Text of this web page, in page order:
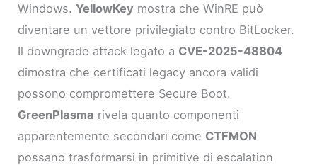
Windows.YellowKey mostra che WinRE può
diventare un vettore privilegiato contro BitLocker.
Il downgrade attack legato a CVE-2025-48804
dimostra che certificati legacy ancora validi
possono compromettere Secure Boot.
GreenPlasma rivela quanto componenti
apparentemente secondari come CTFMON
possano trasformarsi in primitive di escalation